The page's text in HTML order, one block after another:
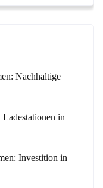
Nachhaltige
in
Investition in